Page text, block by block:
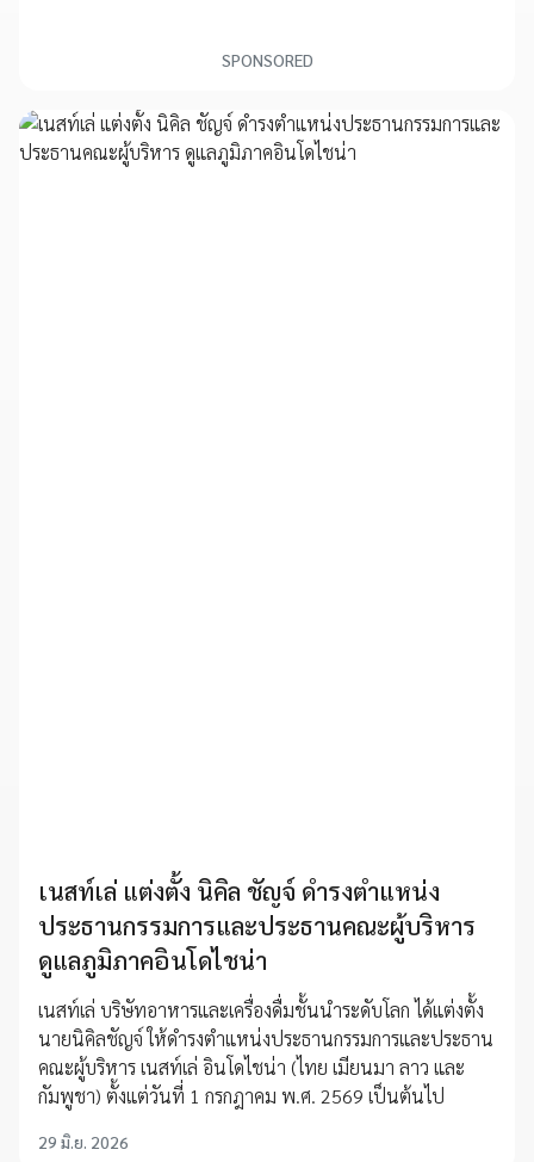
SPONSORED
เนสท์เล่ แต่งตั้ง นิคิล ชัญจ์ ดำรงตำแหน่ง
ประธานกรรมการและประธานคณะผู้บริหาร
ดูแลภูมิภาคอินโดไชน่า
เนสท์เล่ บริษัทอาหารและเครื่องดื่มชั้นนำระดับโลก ได้แต่งตั้ง
นายนิคิลชัญจ์ ให้ดำรงตำแหน่งประธานกรรมการและประธาน
คณะผู้บริหาร เนสท์เล่ อินโดไชน่า (ไทย เมียนมา ลาว และ
กัมพูชา) ตั้งแต่วันที่ 1 กรกฎาคม พ.ศ. 2569 เป็นต้นไป
29 มิ.ย. 2026